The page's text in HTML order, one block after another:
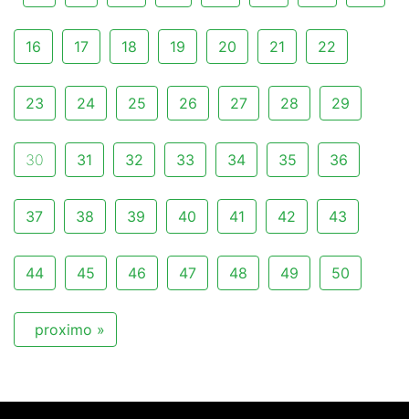
16 17 18 19 20 21 22
23 24 25 26 27 28 29
30 31 32 33 34 35 36
37 38 39 40 41 42 43
44 45 46 47 48 49 50
proximo »